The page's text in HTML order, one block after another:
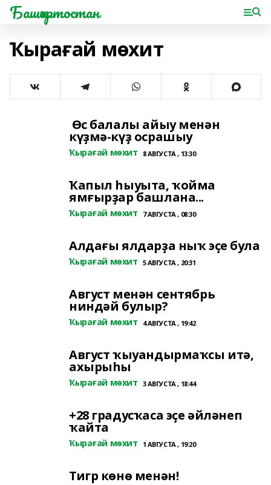
Башҡортостан
Ҡырағай мөхит
Өс балалы айыу менән
күҙмә-күҙ осрашыу
Ҡырағай мөхит 8 АВГУСТА , 13:30
Ҡапыл һыуыта, ҡойма
ямғырҙар башлана...
Ҡырағай мөхит 7 АВГУСТА , 08:30
Алдағы ялдарҙа ныҡ эҫе була
Ҡырағай мөхит 5 АВГУСТА , 20:31
Август менән сентябрь
ниндәй булыр?
Ҡырағай мөхит 4 АВГУСТА , 19:42
Август ҡыуандырмаҡсы итә,
ахырыһы
Ҡырағай мөхит 3 АВГУСТА , 18:44
+28 градусҡаса эҫе әйләнеп
ҡайта
Ҡырағай мөхит 1 АВГУСТА , 19:20
Тигр көнө менән!